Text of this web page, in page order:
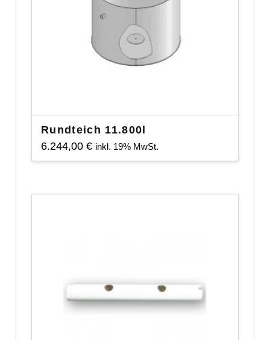
Rundteich 11.800l
6.244,00 € inkl. 19% MwSt.